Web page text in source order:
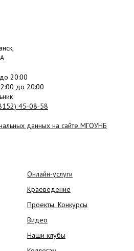
20:00
до 20:00
45-08-58
данных на сайте МГОУНБ
Онлайн-услуги
Краеведение
Проекты. Конкурсы
Видео
Наши клубы